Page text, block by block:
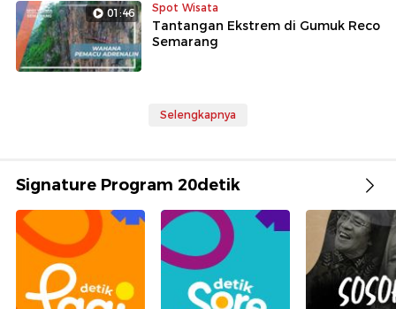
01:46 Spot Wisata
Tantangan Ekstrem di Gumuk Reco
Semarang
Selengkapnya
Signature Program 20detik